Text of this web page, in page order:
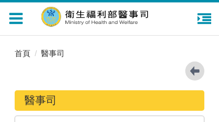
Toggle
navigation
首頁 醫事司
醫事司